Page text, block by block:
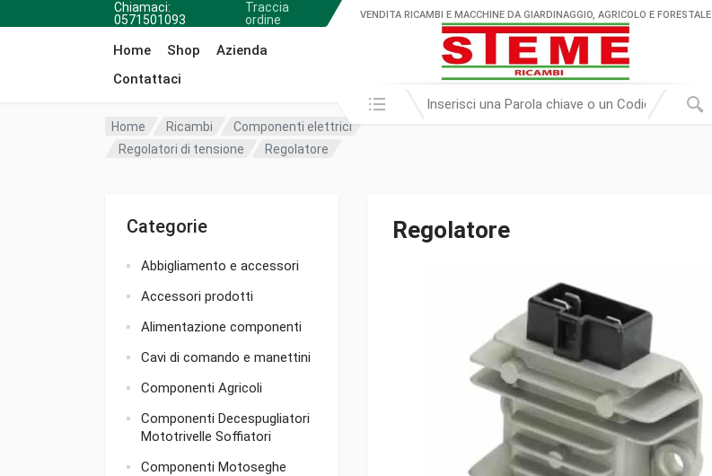
Chiamaci:
0571501093
Traccia
ordine
Home Shop
Azienda
Contattaci
VENDITA RICAMBI E MACCHINE DA GIARDINAGGIO, AGRICOLO E FORESTALE
Cerca in:
Home Ricambi
Componenti elettrici
Regolatori di tensione
Regolatore
Categorie
Abbigliamento e accessori
Accessori prodotti
Alimentazione componenti
Cavi di comando e manettini
Componenti Agricoli
Componenti Decespugliatori
Mototrivelle Soffiatori
Componenti Motoseghe
Regolatore